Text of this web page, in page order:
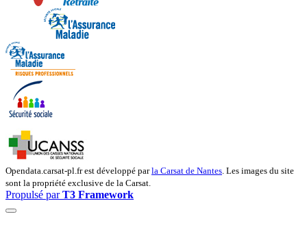
Opendata.carsat-pl.fr est développé parla Carsat de Nantes Les images du site
sont la propriété exclusive de la Carsat.
Propulsé parT3 Framework